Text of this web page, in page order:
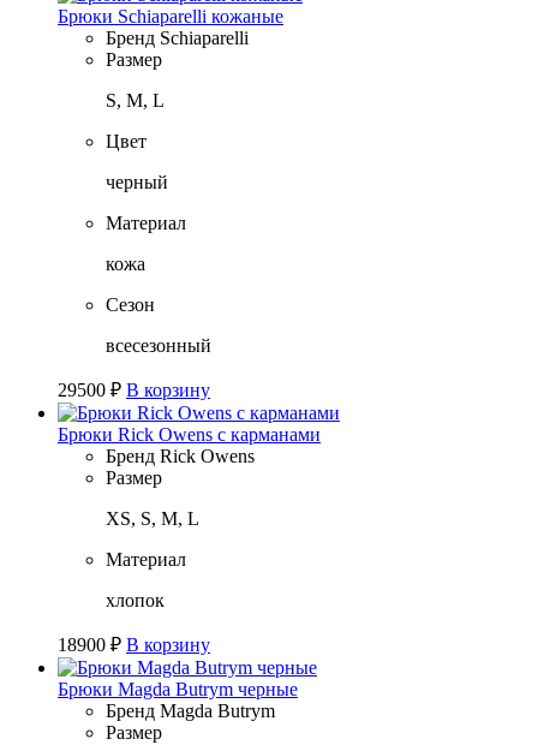
Брюки Schiaparelli кожаные
Бренд Schiaparelli
Размер
S, M, L
Цвет
черный
Материал
кожа
Сезон
всесезонный
29500 ₽ В корзину
Брюки Rick Owens с карманами
Бренд Rick Owens
Размер
XS, S, M, L
Материал
хлопок
18900 ₽ В корзину
Брюки Magda Butrym черные
Бренд Magda Butrym
Размер